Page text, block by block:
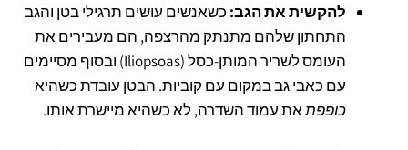
להקשית את הגב: כשאנשים עושים תרגילי בטן והגב
התחתון שלהם מתנתק מהרצפה, הם מעבירים את
העומס לשריר המותן-כסל (Iliopsoas) ובסוף מסיימים
עם כאבי גב במקום עם קוביות. הבטן עובדת כשהיא
כופפתאת עמוד השדרה, לא כשהיא מיישרת אותו.